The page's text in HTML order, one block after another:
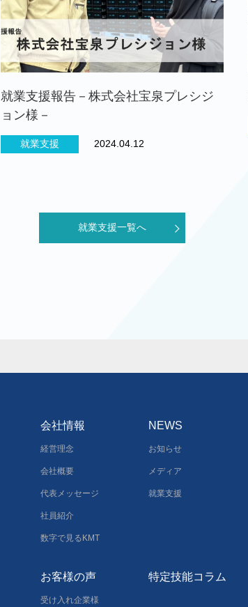
就業支援報告－株式会社宝泉プレシジ
ョン様－
就業支援 2024.04.12
就業支援一覧へ
会社情報
経営理念
会社概要
代表メッセージ
社員紹介
数字で見るKMT
NEWS
お知らせ
メディア
就業支援
お客様の声
受け入れ企業様
特定技能コラム